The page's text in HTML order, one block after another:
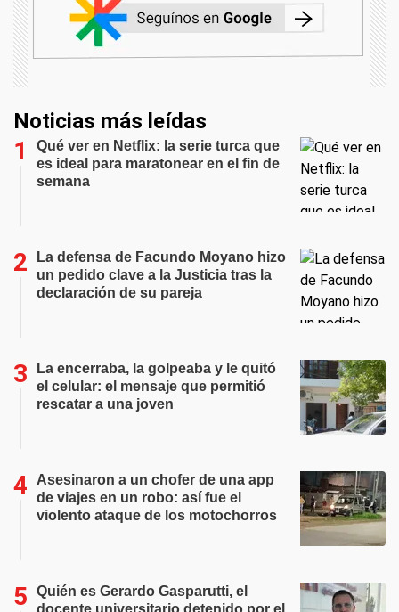
Noticias más leídas
Qué ver en Netflix: la serie turca que
es ideal para maratonear en el fin de
semana
La defensa de Facundo Moyano hizo
un pedido clave a la Justicia tras la
declaración de su pareja
La encerraba, la golpeaba y le quitó
el celular: el mensaje que permitió
rescatar a una joven
Asesinaron a un chofer de una app
de viajes en un robo: así fue el
violento ataque de los motochorros
Quién es Gerardo Gasparutti, el
docente universitario detenido por el